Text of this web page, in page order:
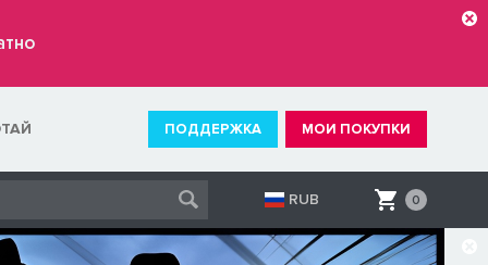
ПОДДЕРЖКА МОИ ПОКУПКИ
RUB 0